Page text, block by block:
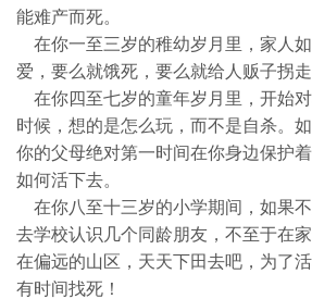
能难产而死。
在你一至三岁的稚幼岁月里，家人
爱，要么就饿死，要么就给人贩子拐
在你四至七岁的童年岁月里，开始
时候，想的是怎么玩，而不是自杀。
你的父母绝对第一时间在你身边保护
如何活下去。
在你八至十三岁的小学期间，如果
去学校认识几个同龄朋友，不至于在
在偏远的山区，天天下田去吧，为了
有时间找死！